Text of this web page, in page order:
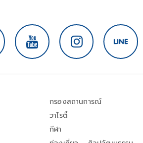
กรองสถานการณ์
วาไรตี้
กีฬา